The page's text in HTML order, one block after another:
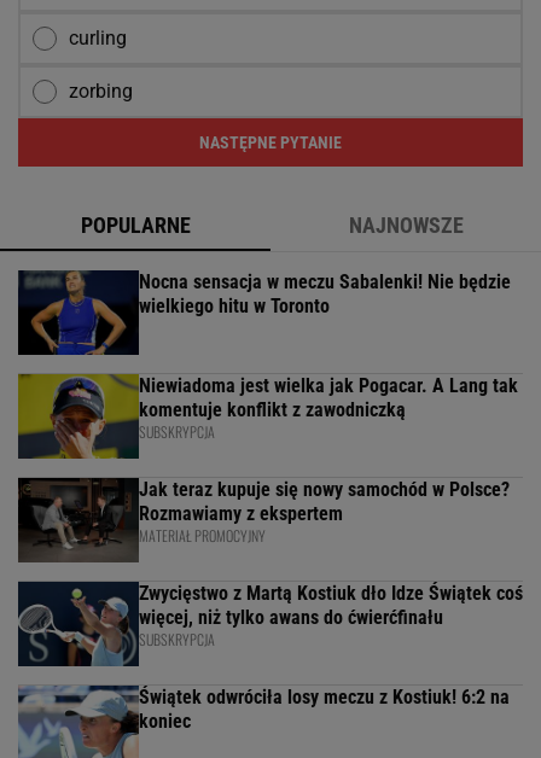
curling
zorbing
NASTĘPNE PYTANIE
POPULARNE NAJNOWSZE
Nocna sensacja w meczu Sabalenki! Nie będzie
wielkiego hitu w Toronto
Niewiadoma jest wielka jak Pogacar. A Lang tak
komentuje konflikt z zawodniczką
SUBSKRYPCJA
Jak teraz kupuje się nowy samochód w Polsce?
Rozmawiamy z ekspertem
MATERIAŁ PROMOCYJNY
Zwycięstwo z Martą Kostiuk dło Idze Świątek coś
więcej, niż tylko awans do ćwierćfinału
SUBSKRYPCJA
Świątek odwróciła losy meczu z Kostiuk! 6:2 na
koniec